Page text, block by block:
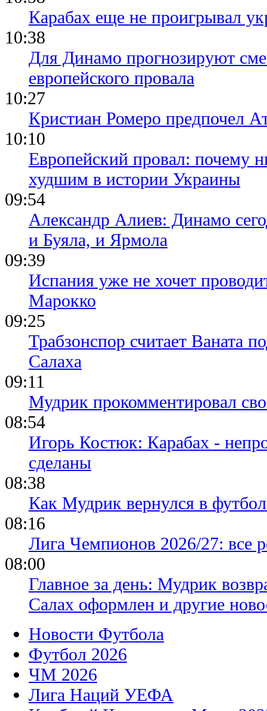
Карабах еще не проигрывал
10:38
Для Динамо прогнозируют
европейского провала
10:27
Кристиан Ромеро предпочел
10:10
Европейский провал: почему
худшим в истории Украины
09:54
Александр Алиев: Динамо
и Буяла, и Ярмола
09:39
Испания уже не хочет
Марокко
09:25
Трабзонспор считает Ваната
Салаха
09:11
Мудрик прокомментировал
08:54
Игорь Костюк: Карабах -
сделаны
08:38
Как Мудрик вернулся в
08:16
Лига Чемпионов 2026/27: все
08:00
Главное за день: Мудрик
Салах оформлен и другие
Новости Футбола
Футбол 2026
ЧМ 2026
Лига Наций УЕФА